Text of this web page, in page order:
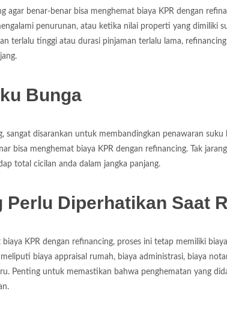
agar benar-benar bisa menghemat biaya KPR dengan
penurunan, atau ketika nilai properti yang dimiliki
terlalu tinggi atau durasi pinjaman terlalu lama,
Bunga
sangat disarankan untuk membandingkan penawaran suku
bisa menghemat biaya KPR dengan refinancing. Tak
total cicilan anda dalam jangka panjang.
Perlu Diperhatikan Saat
KPR dengan refinancing, proses ini tetap memiliki
biaya appraisal rumah, biaya administrasi, biaya
Penting untuk memastikan bahwa penghematan yang